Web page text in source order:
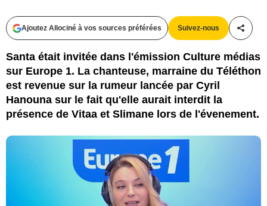
Ajoutez Allociné à vos sources préférées Suivez-nous
Santa était invitée dans l'émission Culture médias
sur Europe 1. La chanteuse, marraine du Téléthon
est revenue sur la rumeur lancée par Cyril
Hanouna sur le fait qu'elle aurait interdit la
présence de Vitaa et Slimane lors de l'évenement.